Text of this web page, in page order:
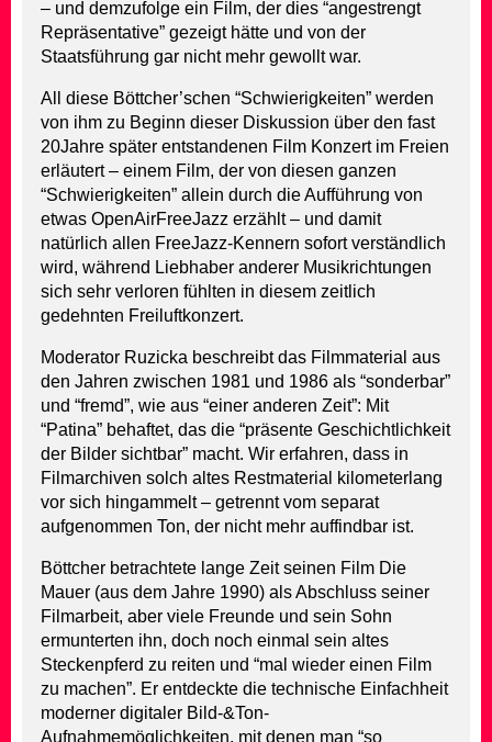
– und demzufolge ein Film, der dies “angestrengt
Repräsentative” gezeigt hätte und von der
Staatsführung gar nicht mehr gewollt war.
All diese Böttcher’schen “Schwierigkeiten” werden
von ihm zu Beginn dieser Diskussion über den fast
20Jahre später entstandenen Film Konzert im Freien
erläutert – einem Film, der von diesen ganzen
“Schwierigkeiten” allein durch die Aufführung von
etwas OpenAirFreeJazz erzählt – und damit
natürlich allen FreeJazz-Kennern sofort verständlich
wird, während Liebhaber anderer Musikrichtungen
sich sehr verloren fühlten in diesem zeitlich
gedehnten Freiluftkonzert.
Moderator Ruzicka beschreibt das Filmmaterial aus
den Jahren zwischen 1981 und 1986 als “sonderbar”
und “fremd”, wie aus “einer anderen Zeit”: Mit
“Patina” behaftet, das die “präsente Geschichtlichkeit
der Bilder sichtbar” macht. Wir erfahren, dass in
Filmarchiven solch altes Restmaterial kilometerlang
vor sich hingammelt – getrennt vom separat
aufgenommen Ton, der nicht mehr auffindbar ist.
Böttcher betrachtete lange Zeit seinen Film Die
Mauer (aus dem Jahre 1990) als Abschluss seiner
Filmarbeit, aber viele Freunde und sein Sohn
ermunterten ihn, doch noch einmal sein altes
Steckenpferd zu reiten und “mal wieder einen Film
zu machen”. Er entdeckte die technische Einfachheit
moderner digitaler Bild-&Ton-
Aufnahmemöglichkeiten, mit denen man “so